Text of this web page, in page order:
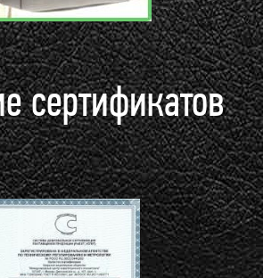
сертификатов